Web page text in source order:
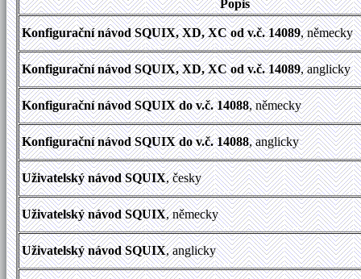
Popis
Konfigurační návod SQUIX, XD, XC od v.č. 14089, německy
Konfigurační návod SQUIX, XD, XC od v.č. 14089, anglicky
Konfigurační návod SQUIX do v.č. 14088, německy
Konfigurační návod SQUIX do v.č. 14088, anglicky
Uživatelský návod SQUIX, česky
Uživatelský návod SQUIX, německy
Uživatelský návod SQUIX, anglicky